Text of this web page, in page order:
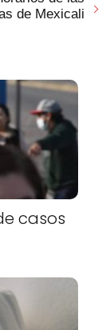
de Mexicali
casos